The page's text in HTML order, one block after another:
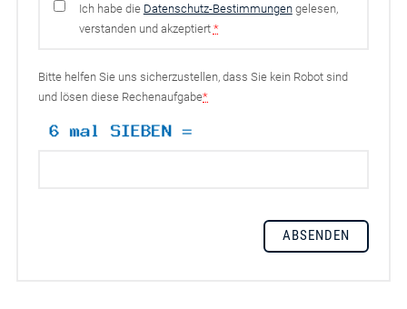
Ich habe die Datenschutz-Bestimmungengelesen,
verstanden und akzeptiert *
Bitte helfen Sie uns sicherzustellen, dass Sie kein Robot sind
und lösen diese Rechenaufgabe*